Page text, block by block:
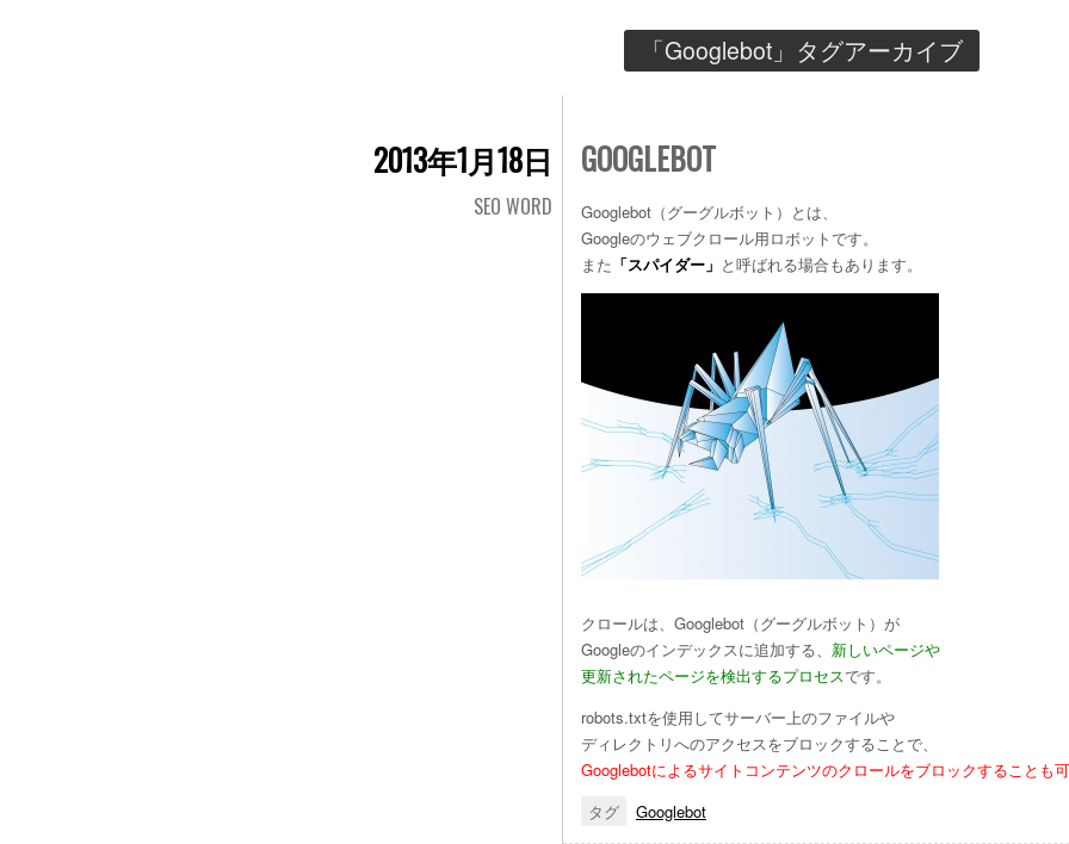
「Googlebot 」タグアーカイブ
2013年1月18日
SEO WORD
GOOGLEBOT
Googlebot（グーグルボット）とは、
Googleのウェブクロール用ロボットです。
また 「スパイダー」 と呼ばれる場合もあります。
クロールは、Googlebot（グーグルボット）が
Googleのインデックスに追加する 、新しいページや
更新されたページを検出するプロセスです。
robots.txtを使用してサーバー上のファイルや
ディレクトリへのアクセスをブロックすることで、
Googlebotによるサイトコンテンツのクロールをブロックすることも
タグ
Googlebot